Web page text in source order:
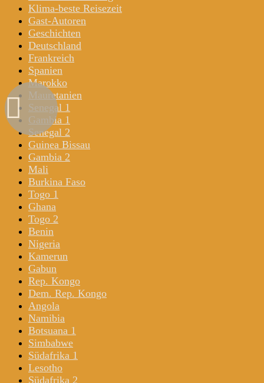
Klima-beste Reisezeit
Gast-Autoren
Geschichten
Deutschland
Frankreich
Spanien
Marokko
Mauretanien
Senegal 1
Gambia 1
Senegal 2
Guinea Bissau
Gambia 2
Mali
Burkina Faso
Togo 1
Ghana
Togo 2
Benin
Nigeria
Kamerun
Gabun
Rep. Kongo
Dem. Rep. Kongo
Angola
Namibia
Botsuana 1
Simbabwe
Südafrika 1
Lesotho
Südafrika 2